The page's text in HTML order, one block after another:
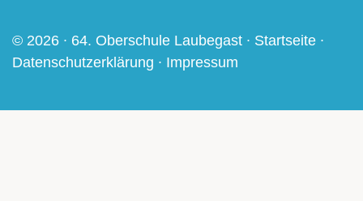
© 2026 ∙ 64. Oberschule Laubegast ∙ Startseite ∙
Datenschutzerklärung ∙ Impressum